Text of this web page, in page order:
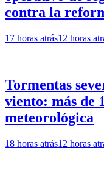
contra la
17 horas atrás12 horas
Tormentas
viento: más de
meteorológica
18 horas atrás12 horas